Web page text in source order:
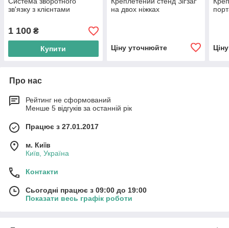
зв'язку з клієнтами
1 100 ₴
Купити
на двох ніжках
Ціну уточнюйте
Про нас
Рейтинг не сформований
Менше 5 відгуків за останній рік
Працює з 27.01.2017
м. Київ
Київ, Україна
Контакти
Сьогодні працює з 09:00 до 19:00
Показати весь графік роботи